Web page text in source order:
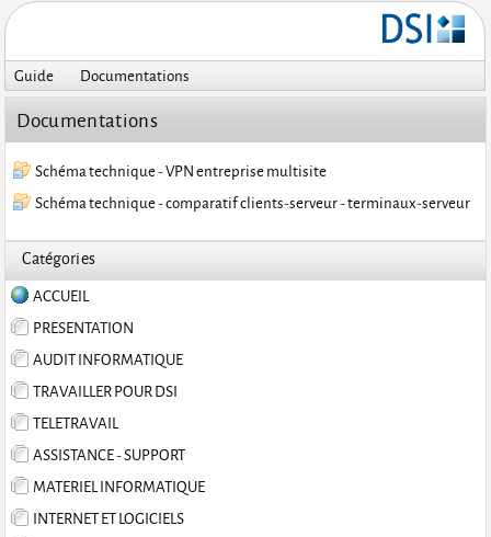
Guide Documentations
Documentations
Schéma technique - VPN entreprise multisite
Schéma technique - comparatif clients-serveur - terminaux-serveur
Catégories
ACCUEIL
PRESENTATION
AUDIT INFORMATIQUE
TRAVAILLER POUR DSI
TELETRAVAIL
ASSISTANCE - SUPPORT
MATERIEL INFORMATIQUE
INTERNET ET LOGICIELS